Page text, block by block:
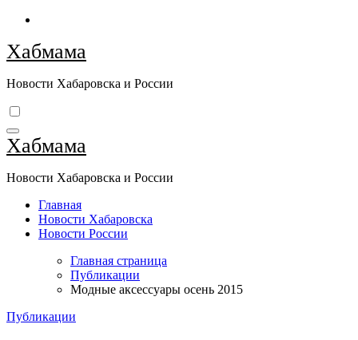
Перейти
содержимому
Хабмама
Новости Хабаровска и России
Хабмама
Новости Хабаровска и России
Главная
Новости Хабаровска
Новости России
Главная страница
Публикации
Модные аксессуары осень 2015
Публикации